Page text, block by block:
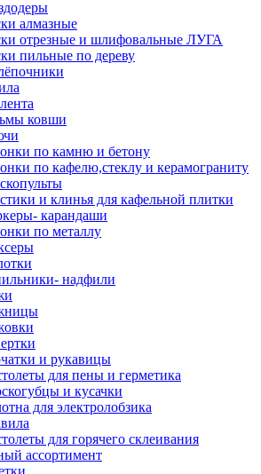
алмазные
отрезные и шлифовальные ЛУГА
пильные по дереву
ковши
по камню и бетону
по кафелю,стеклу и керамограниту
и клинья для кафельной плитки
карандаши
по металлу
надфили
и рукавицы
для пены и герметика
и кусачки
для электролобзика
для горячего склеивания
ассортимент